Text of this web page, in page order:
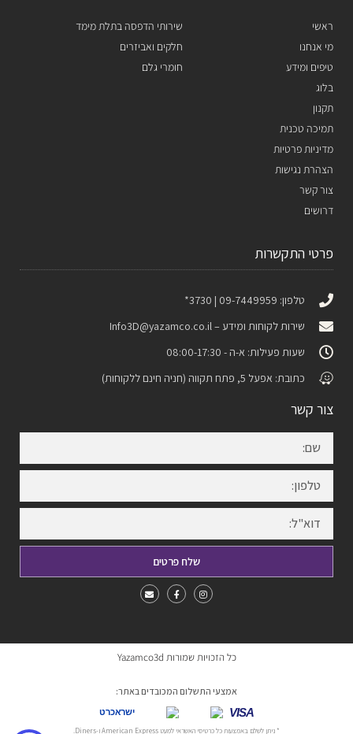
ראשי
מי אנחנו
טיפים ומידע
בלוג
תקנון
תמיכה טכנית
מדיניות פרטיות
הצהרת נגישות
צור קשר
דרושים
שירותי הדפסה בתלת מימד
חלקים ואביזרים
חומרי גלם
פרטי התקשרות
טלפון: 09-7449959 | 3730*
שירות לקוחות ומידע –Info3D@yazamco.co.il
שעות פעילות: א-ה - 08:00-17:30
כתובת: אפעל 5, פתח תקווה (חניה חינם ללקוחות)
צור קשר
שלח פרטים
כל הזכויות שמורות Yazamco3d
אמצעי התשלום המכובדים באתר:
VISA
ישראכרט
* ניתן לשלם באמצעות כל כרטיסי האשראי למעט American Express ו-Diners.